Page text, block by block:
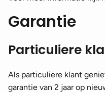
Garantie
Particuliere
Als particuliere klant
garantie van 2 jaar op